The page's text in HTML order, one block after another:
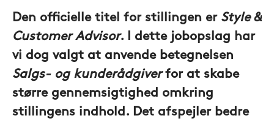
Den officielle titel for stillingen er Style &
Customer Advisor. I dette jobopslag har
vi dog valgt at anvende betegnelsen
Salgs- og kunderådgiverfor at skabe
større gennemsigtighed omkring
stillingens indhold. Det afspejler bedre